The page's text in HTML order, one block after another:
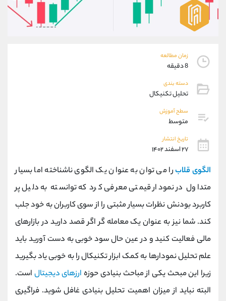
زمان مطالعه
8 دقیقه
دسته بندی
تحلیل تکنیکال
سطح آموزش
متوسط
تاریخ انتشار
۲۷ اسفند ۱۴۰۲
الگوی قلابرا می توان به عنوان یک الگوی ناشناخته اما بسیار
متداول در نمودار قیمتی معرفی کرد که توانسته به دلیل پر
کاربرد بودنش نظرات بسیار مثبتی را از سوی کاربران به خود جلب
کند. شما نیز به عنوان یک معامله گر اگر قصد دارید در بازارهای
مالی فعالیت کنید و در عین حال سود خوبی به دست آورید باید
علم تحلیل نمودارها به کمک ابزار تکنیکال را به خوبی یاد بگیرید
زیرا این مبحث یکی از مباحث بنیادی حوزه ارزهای دیجیتال است.
البته نباید از میزان اهمیت تحلیل بنیادی غافل شوید. فراگیری
09927779040
واتساپ شروع گفتگو
تلگرام @Armteam_admin_por
پشتیبان فروش
موبایل
واتساپ
داخلی
اطلاعات تماس (دفتر فروش)
تلفن 021-22021030
بدون پیش شماره 90001030
اینستاگرام @alireza.mehrabii
کانال تلگرام @alirezamehrabi_com